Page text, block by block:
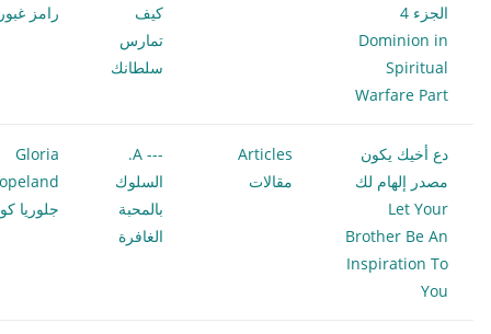
الجزء 4
Dominion in
Spiritual
Warfare Part
كيف
تمارس
سلطانك
رامز
دع أخيك يكون
مصدر إلهام لك
Let Your
Brother Be An
Inspiration To
You
Articles
مقالات
--- A.
السلوك
بالمحبة
الغافرة
Gloria
جلوريا